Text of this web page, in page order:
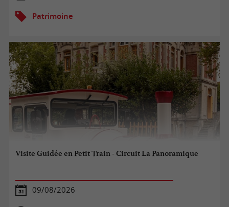
Patrimoine
Visite Guidée en Petit Train - Circuit La Panoramique
09/08/2026